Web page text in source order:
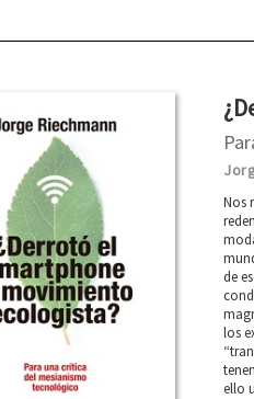
Nos
de
los
ello